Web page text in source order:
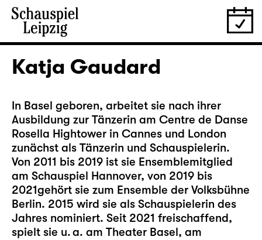
Katja Gaudard
In Basel geboren, arbeitet sie nach ihrer
Ausbildung zur Tänzerin am Centre de Danse
Rosella Hightower in Cannes und London
zunächst als Tänzerin und Schauspielerin.
Von 2011 bis 2019 ist sie Ensemblemitglied
am Schauspiel Hannover, von 2019 bis
2021gehört sie zum Ensemble der Volksbühne
Berlin. 2015 wird sie als Schauspielerin des
Jahres nominiert. Seit 2021 freischaffend,
spielt sie u. a. am Theater Basel, am